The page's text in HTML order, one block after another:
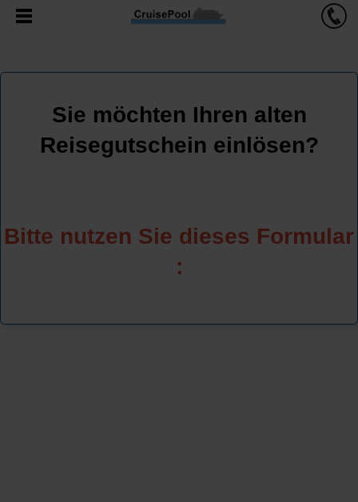
Sie möchten Ihren alten
Reisegutschein einlösen?
Bitte nutzen Sie dieses Formular
: